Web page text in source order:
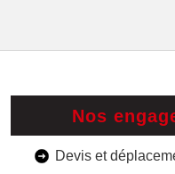
Nos
Devis et